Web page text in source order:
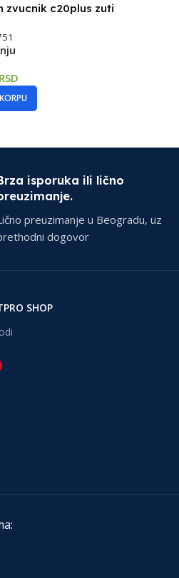
zvucnik c20plus zuti
RSD
isporuka ili lično
preuzimanje u Beogradu, uz
dogovor
SHOP